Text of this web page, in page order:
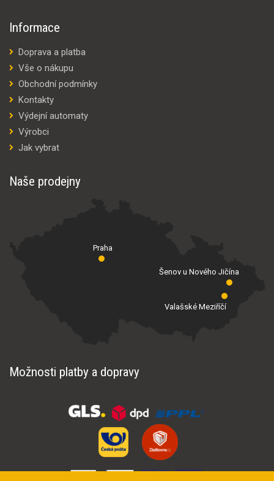
Informace
Doprava a platba
Vše o nákupu
Obchodní podmínky
Kontakty
Výdejní automaty
Výrobci
Jak vybrat
Naše prodejny
Praha
Valašské Meziříčí
Šenov u Nového Jičína
Možnosti platby a dopravy